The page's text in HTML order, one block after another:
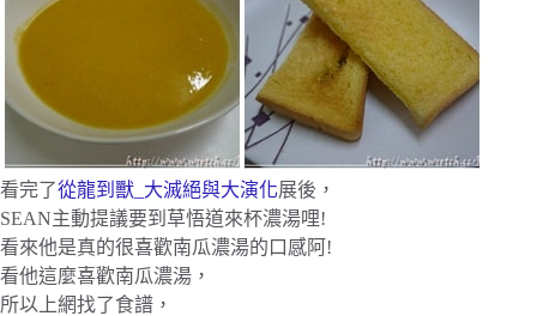
看完了從龍到獸_大滅絕與大演化展後，
SEAN主動提議要到草悟道來杯濃湯哩!
看來他是真的很喜歡南瓜濃湯的口感阿!
看他這麼喜歡南瓜濃湯，
所以上網找了食譜，